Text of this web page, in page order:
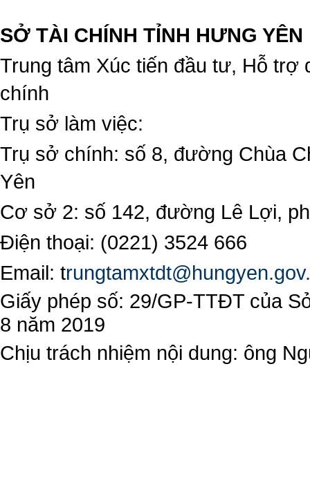
SỞ TÀI CHÍNH TỈNH HƯNG YÊN
Trung tâm Xúc tiến đầu tư, Hỗ trợ
chính
Trụ sở làm việc:
Trụ sở chính: số 8, đường Chùa
Yên
Cơ sở 2: số 142, đường Lê Lợi,
Điện thoại: (0221) 3524 666
Email: t
Giấy phép số: 29/GP-TTĐT của
8 năm 2019
Chịu trách nhiệm nội dung: ông